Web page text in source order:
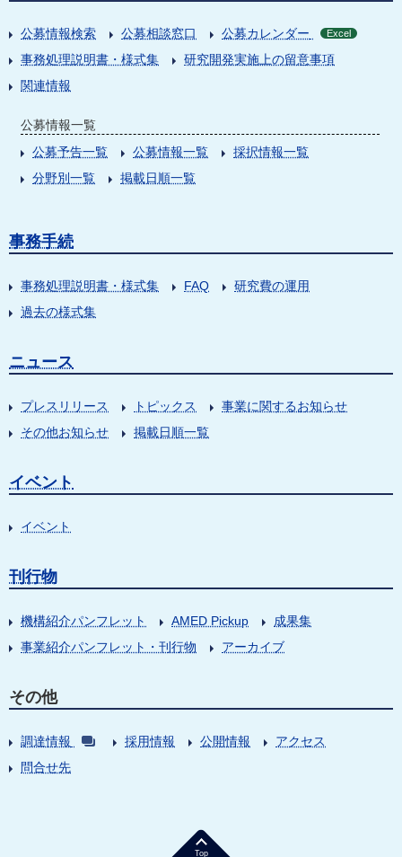
公募情報検索 公募相談窓口 公募カレンダー Excel
事務処理説明書・様式集
研究開発実施上の留意事項
関連情報
公募情報一覧
公募予告一覧
公募情報一覧
採択情報一覧
分野別一覧
掲載日順一覧
事務手続
事務処理説明書・様式集 FAQ
研究費の運用
過去の様式集
ニュース
プレスリリース トピックス
事業に関するお知らせ
その他お知らせ
掲載日順一覧
イベント
イベント
刊行物
機構紹介パンフレット AMED Pickup
成果集
事業紹介パンフレット・刊行物
アーカイブ
その他
調達情報 採用情報 公開情報
アクセス
問合せ先
Top